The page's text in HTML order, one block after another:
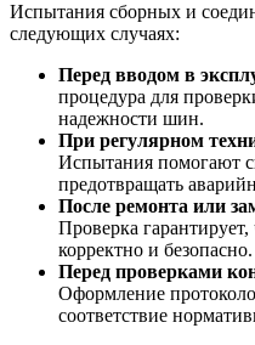
Испытания сборных и
следующих случаях:
Перед вводом в
процедура для
надежности шин.
При регулярном
Испытания помогают
предотвращать
После ремонта или
Проверка
корректно и безопасно.
Перед проверками
Оформление
соответствие